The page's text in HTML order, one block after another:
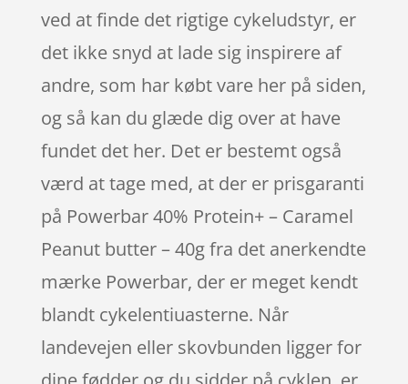
ved at finde det rigtige cykeludstyr, er
det ikke snyd at lade sig inspirere af
andre, som har købt vare her på siden,
og så kan du glæde dig over at have
fundet det her. Det er bestemt også
værd at tage med, at der er prisgaranti
på Powerbar 40% Protein+ – Caramel
Peanut butter – 40g fra det anerkendte
mærke Powerbar, der er meget kendt
blandt cykelentiuasterne. Når
landevejen eller skovbunden ligger for